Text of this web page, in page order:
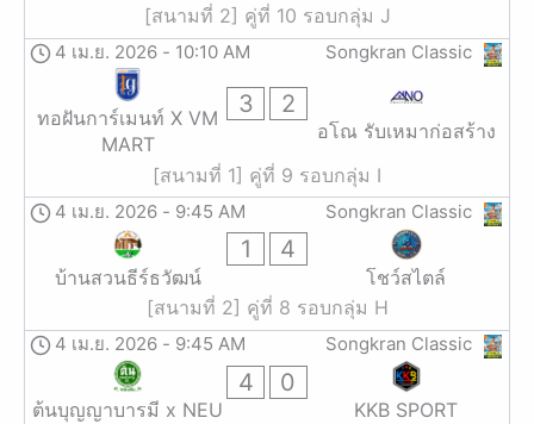
[สนามที่ 2] คู่ที่ 10 รอบกลุ่ม J
Songkran Classic
4 เม.ย. 2026 - 10:10 AM
ทอฝันการ์เมนท์ X VM
MART
3 2
อโณ รับเหมาก่อสร้าง
[สนามที่ 1] คู่ที่ 9 รอบกลุ่ม I
Songkran Classic
4 เม.ย. 2026 - 9:45 AM
บ้านสวนธีร์ธวัฒน์
1 4
โชว์สไตล์
[สนามที่ 2] คู่ที่ 8 รอบกลุ่ม H
Songkran Classic
4 เม.ย. 2026 - 9:45 AM
ต้นบุญญาบารมี x NEU
4 0
KKB SPORT